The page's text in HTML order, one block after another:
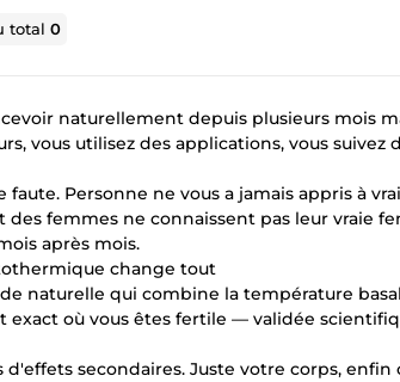
total0
naturellement depuis plusieurs mois
vous utilisez des applications, vous
faute. Personne ne vous a jamais appris à
des femmes ne connaissent pas leur vraie
après mois.
change tout
naturelle qui combine la température
exact où vous êtes fertile — validée
d'effets secondaires. Juste votre corps, enfin